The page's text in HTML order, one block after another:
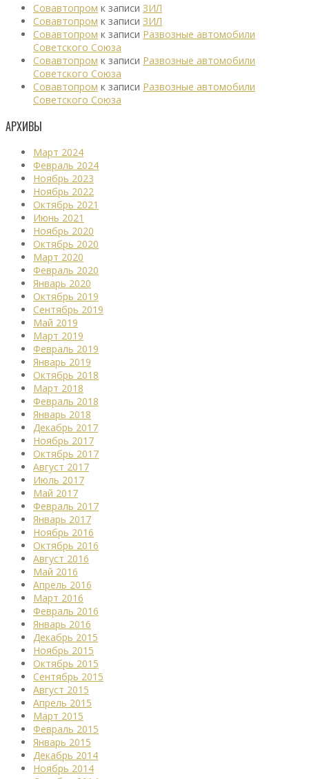
Совавтопром к записи ЗИЛ
Совавтопром к записи ЗИЛ
Совавтопром к записи Развозные автомобили
Советского Союза
Совавтопром к записи Развозные автомобили
Советского Союза
Совавтопром к записи Развозные автомобили
Советского Союза
АРХИВЫ
Март 2024
Февраль 2024
Ноябрь 2023
Ноябрь 2022
Октябрь 2021
Июнь 2021
Ноябрь 2020
Октябрь 2020
Март 2020
Февраль 2020
Январь 2020
Октябрь 2019
Сентябрь 2019
Май 2019
Март 2019
Февраль 2019
Январь 2019
Октябрь 2018
Март 2018
Февраль 2018
Январь 2018
Декабрь 2017
Ноябрь 2017
Октябрь 2017
Август 2017
Июль 2017
Май 2017
Февраль 2017
Январь 2017
Ноябрь 2016
Октябрь 2016
Август 2016
Май 2016
Апрель 2016
Март 2016
Февраль 2016
Январь 2016
Декабрь 2015
Ноябрь 2015
Октябрь 2015
Сентябрь 2015
Август 2015
Апрель 2015
Март 2015
Февраль 2015
Январь 2015
Декабрь 2014
Ноябрь 2014